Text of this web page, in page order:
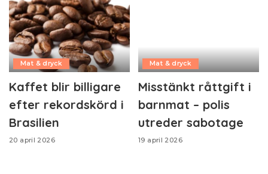
Mat & dryck
Kaffet blir billigare
efter rekordskörd i
Brasilien
20 april 2026
Mat & dryck
Misstänkt råttgift i
barnmat – polis
utreder sabotage
19 april 2026